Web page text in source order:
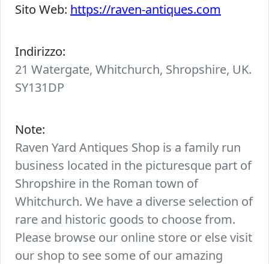
Sito Web: https://raven-antiques.com
Indirizzo:
21 Watergate, Whitchurch, Shropshire, UK.
SY131DP
Note:
Raven Yard Antiques Shop is a family run
business located in the picturesque part of
Shropshire in the Roman town of
Whitchurch. We have a diverse selection of
rare and historic goods to choose from.
Please browse our online store or else visit
our shop to see some of our amazing